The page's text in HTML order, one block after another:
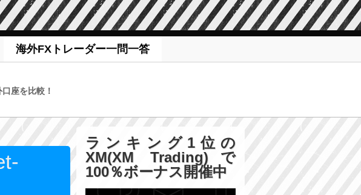
海外FXトレーダー一問一答
座を比較！
ランキング1位の
XM(XM Trading)で
100％ボーナス開催中